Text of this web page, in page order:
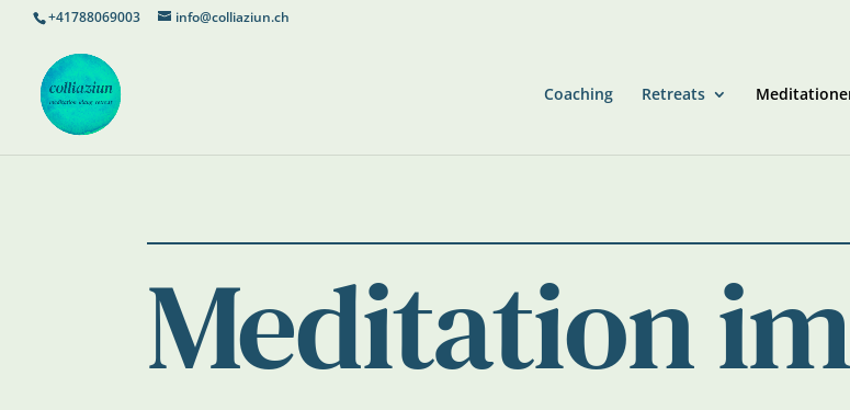
+41788069003 info@colliaziun.ch
Coaching Retreats
Meditation